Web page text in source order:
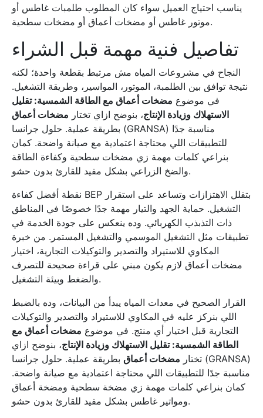
يناسب احتياج العميل سواء كان المطلوب طلمبات غاطس أو
موتور غاطس أو مضخات أعماق أو مضخات سطحية.
تفاصيل فنية مهمة قبل الشراء
النجاح في مشروعات المياه مش مرتبط بقطعة واحدة؛ لكنه
نتيجة توافق بين الطلمبة، الموتور، المواسير، وطريقة التشغيل.
في موضوع مضخات أعماق مع الطاقة الشمسية: تقليل
الاستهلاك وزيادة الإنتاج، بنوضح ازاي تختار مضخات أعماق
بطريقة عملية. حلول جرانسا (GRANSA) مناسبة جدًا
للتطبيقات اللي محتاجة اعتمادية مع صيانة واضحة. كمان
بنراعي كلمات مهمة زي مضخات سطحية وكفاءة الطاقة
والضخ الزراعي بشكل مفيد للقارئ بدون حشو.
نقطة أفضل كفاءة BEP بتقلل الاهتزازات وتساعد على استقرار
التشغيل. حماية الجهد والتيار مهمة جدًا خصوصًا في المناطق
ذات التذبذب الكهربائي. وده ينعكس على جودة الخدمة في
تطبيقات مثل التشغيل الموسمي والتشغيل المستمر. من خبرة
المكاوي للاستيراد والتصدير والتوكيلات التجارية، اختيار
مضخات أعماق لازم يكون مبني على قراءة صحيحة للتصرف
والضغط وبيئة التشغيل.
القرار الصحيح في معدات المياه يبدأ من البيانات، وده بالضبط
اللي بنركز عليه في المكاوي للاستيراد والتصدير والتوكيلات
التجارية قبل اختيار أي منتج. في موضوع مضخات أعماق مع
الطاقة الشمسية: تقليل الاستهلاك وزيادة الإنتاج، بنوضح ازاي
تختار مضخات أعماق بطريقة عملية. حلول جرانسا (GRANSA)
مناسبة جدًا للتطبيقات اللي محتاجة اعتمادية مع صيانة واضحة.
كمان بنراعي كلمات مهمة زي مضخة سطحية ومضخة أعماق
ومواتير غاطس بشكل مفيد للقارئ بدون حشو.